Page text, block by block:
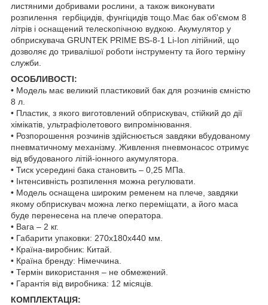
листяними добривами рослини, а також виконувати
розпилення гербіцидів, фунгіцидів тощо.Має бак об'ємом 8
літрів і оснащений телескопічною вудкою. Акумулятор у
обприскувача GRUNTEK PRIME BS-8-1 Li-Ion літійний, що
дозволяє до тривалішої роботи інструменту та його терміну
служби.
ОСОБЛИВОСТІ:
• Модель має великий пластиковий бак для розчинів ємністю
8 л.
• Пластик, з якого виготовлений обприскувач, стійкий до дії
хімікатів, ультрафіолетового випромінювання.
• Розпорошення розчинів здійснюється завдяки вбудованому
пневматичному механізму. Живлення пневмонасос отримує
від вбудованого літій-іонного акумулятора.
• Тиск усередині бака становить – 0,25 МПа.
• Інтенсивність розпилення можна регулювати.
• Модель оснащена широким ременем на плече, завдяки
якому обприскувач можна легко переміщати, а його маса
буде перенесена на плече оператора.
• Вага – 2 кг.
• Габарити упаковки: 270х180х440 мм.
• Країна-виробник: Китай.
• Країна бренду: Німеччина.
• Термін використання – не обмежений.
• Гарантія від виробника: 12 місяців.
КОМПЛЕКТАЦІЯ: